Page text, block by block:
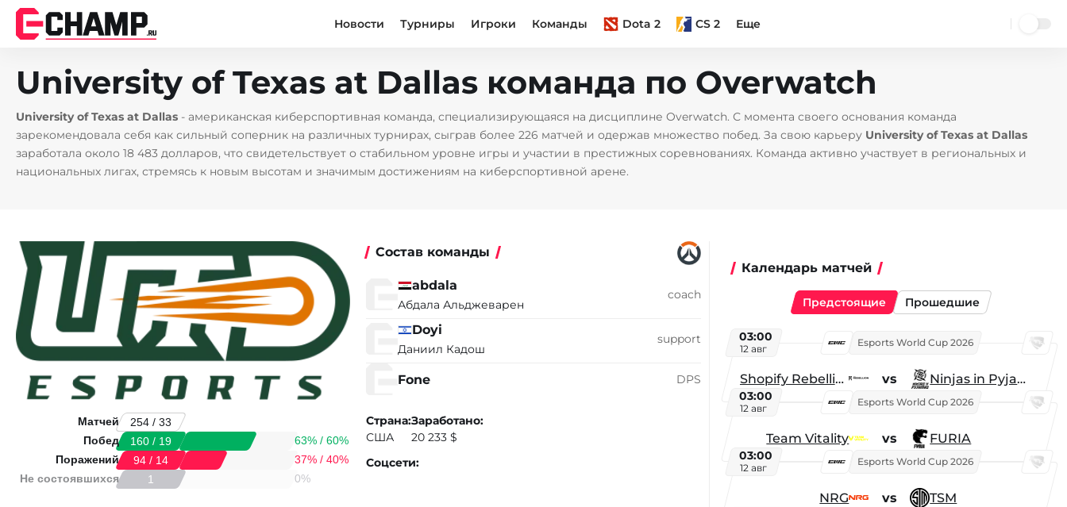
Новости Турниры Игроки Команды Dota 2 CS 2 Еще
University of Texas at Dallas команда по Overwatch
University of Texas at Dallas - американская киберспортивная команда, специализирующаяся на дисциплине Overwatch. С момента своего основания команда
зарекомендовала себя как сильный соперник на различных турнирах, сыграв более 226 матчей и одержав множество побед. За свою карьеру University of Texas at Dallas
заработала около 18 483 долларов, что свидетельствует о стабильном уровне игры и участии в престижных соревнованиях. Команда активно участвует в региональных и
национальных лигах, стремясь к новым высотам и значимым достижениям на киберспортивной арене.
Состав команды
abdala
Абдала Альджеварен
coach
Doyi
Даниил Кадош
support
Fone DPS
Матчей
254 / 33
Побед
160 / 19
63% / 60%
Поражений
94 / 14
37% / 40%
Не состоявшихся
1 0%
Страна:
США
Заработано:
20 233 $
Соцсети:
Календарь матчей
Предстоящие Прошедшие
03:00
12 авг
Esports World Cup 2026
Shopify Rebellion vs Ninjas in Pyjamas
03:00
12 авг
Esports World Cup 2026
Team Vitality vs FURIA
03:00
12 авг
Esports World Cup 2026
NRG vs TSM